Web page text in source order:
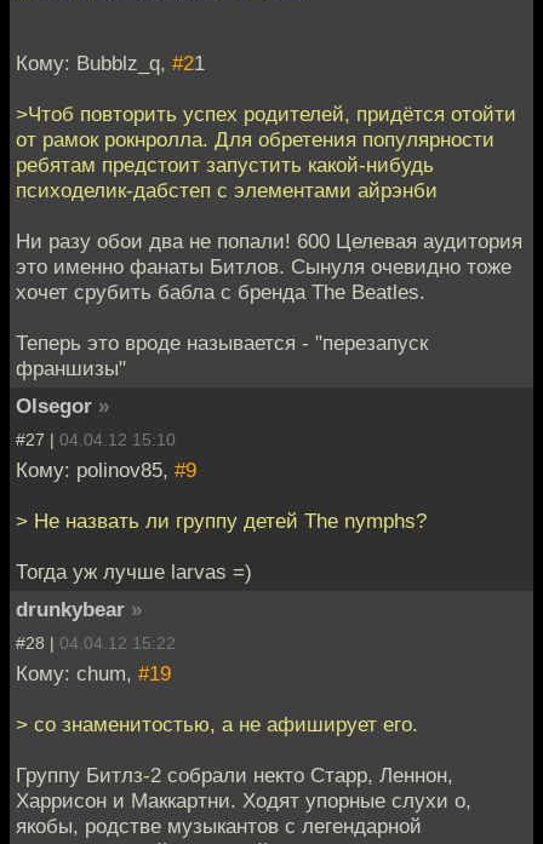
Кому: Bubblz_q, #21
>Чтоб повторить успех родителей, придётся отойти
от рамок рокнролла. Для обретения популярности
ребятам предстоит запустить какой-нибудь
психоделик-дабстеп с элементами айрэнби
Ни разу обои два не попали! 600 Целевая аудитория
это именно фанаты Битлов. Сынуля очевидно тоже
хочет срубить бабла с бренда The Beatles.
Теперь это вроде называется - "перезапуск
франшизы"
Olsegor »
#27 | 04.04.12 15:10
Кому: polinov85, #9
> Не назвать ли группу детей The nymphs?
Тогда уж лучше larvas =)
drunkybear »
#28 | 04.04.12 15:22
Кому: chum, #19
> со знаменитостью, а не афиширует его.
Группу Битлз-2 собрали некто Старр, Леннон,
Харрисон и Маккартни. Ходят упорные слухи о,
якобы, родстве музыкантов с легендарной